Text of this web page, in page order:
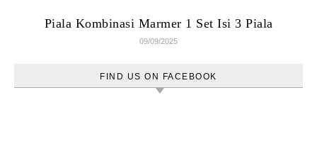
Piala Kombinasi Marmer 1 Set Isi 3 Piala
09/09/2025
FIND US ON FACEBOOK